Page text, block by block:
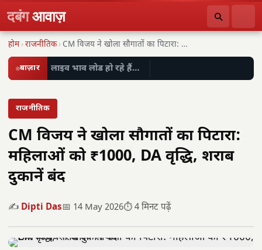
दबंगआवाज़
होम ›राजनीतिक › CM विजय ने खोला सौगातों का पिटारा: महिलाओं…
बाज़ार लाइव भाव लोड हो रहे हैं…
राजनीतिक
CM विजय ने खोला सौगातों का पिटारा:
महिलाओं को ₹1000, DA वृद्धि, शराब
दुकानें बंद
✍️ Dipti Das📅 14 May 2026⏱️ 4 मिनट पढ़ें